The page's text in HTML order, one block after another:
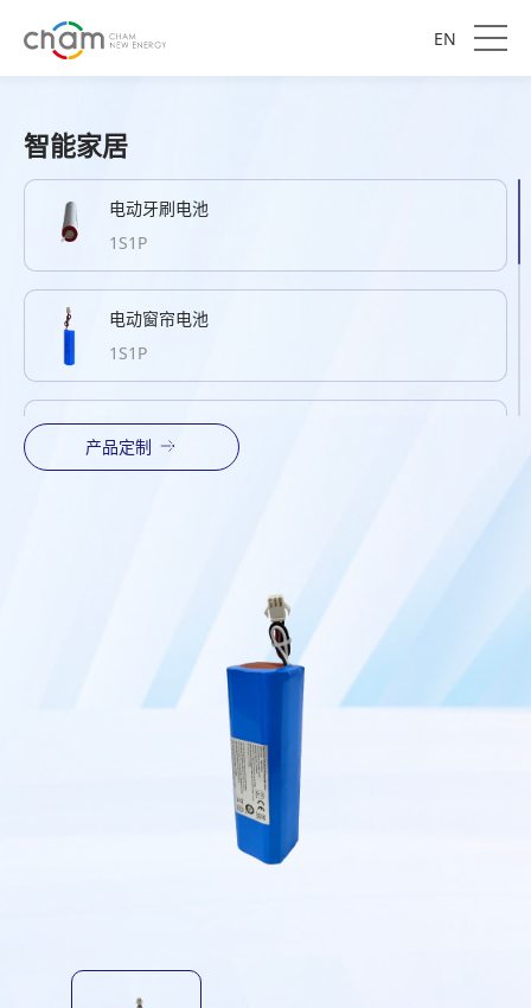
EN
智能家居
电动牙刷电池
1S1P
电动窗帘电池
1S1P
扫地机电池
4S1P
产品定制